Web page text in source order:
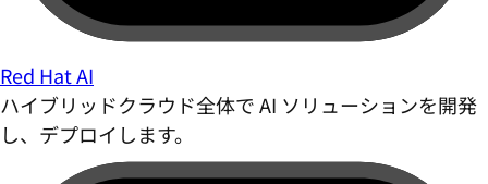
Red Hat AI
ハイブリッドクラウド全体で AI ソリューションを開発
し、デプロイします。